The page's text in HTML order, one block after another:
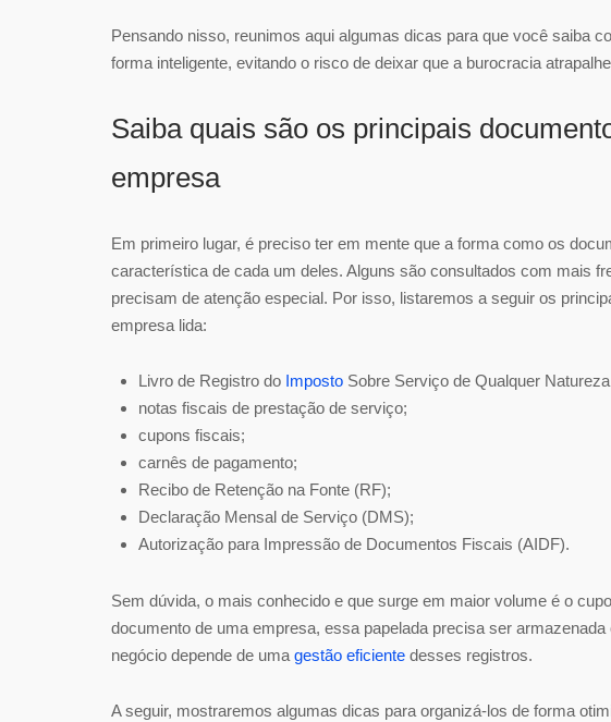
Pensando nisso, reunimos aqui algumas dicas para que você saiba
forma inteligente, evitando o risco de deixar que a burocracia
Saiba quais são os principais
empresa
Em primeiro lugar, é preciso ter em mente que a forma como os
característica de cada um deles. Alguns são consultados com mais
precisam de atenção especial. Por isso, listaremos a seguir os
empresa lida:
Livro de Registro do Imposto Sobre Serviço de Qualquer
notas fiscais de prestação de serviço;
cupons fiscais;
carnês de pagamento;
Recibo de Retenção na Fonte (RF);
Declaração Mensal de Serviço (DMS);
Autorização para Impressão de Documentos Fiscais (AIDF).
Sem dúvida, o mais conhecido e que surge em maior volume é o
documento de uma empresa, essa papelada precisa ser
negócio depende de uma gestão eficiente desses registros.
A seguir, mostraremos algumas dicas para organizá-los de forma